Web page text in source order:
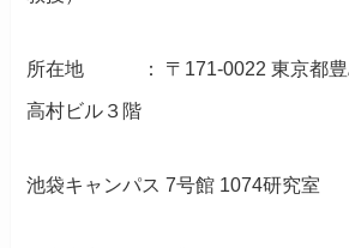
所在地 ： 〒171-0022 東京都豊
高村ビル３階
池袋キャンパス 7号館 1074研究室